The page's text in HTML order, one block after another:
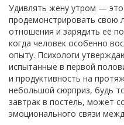
Удивлять жену утром —
продемонстрировать свою
отношения и зарядить её
когда человек особенно
опыту. Психологи
испытанные в первой
и продуктивность на
небольшой сюрприз, будь
завтрак в постель, может
эмоционального связи